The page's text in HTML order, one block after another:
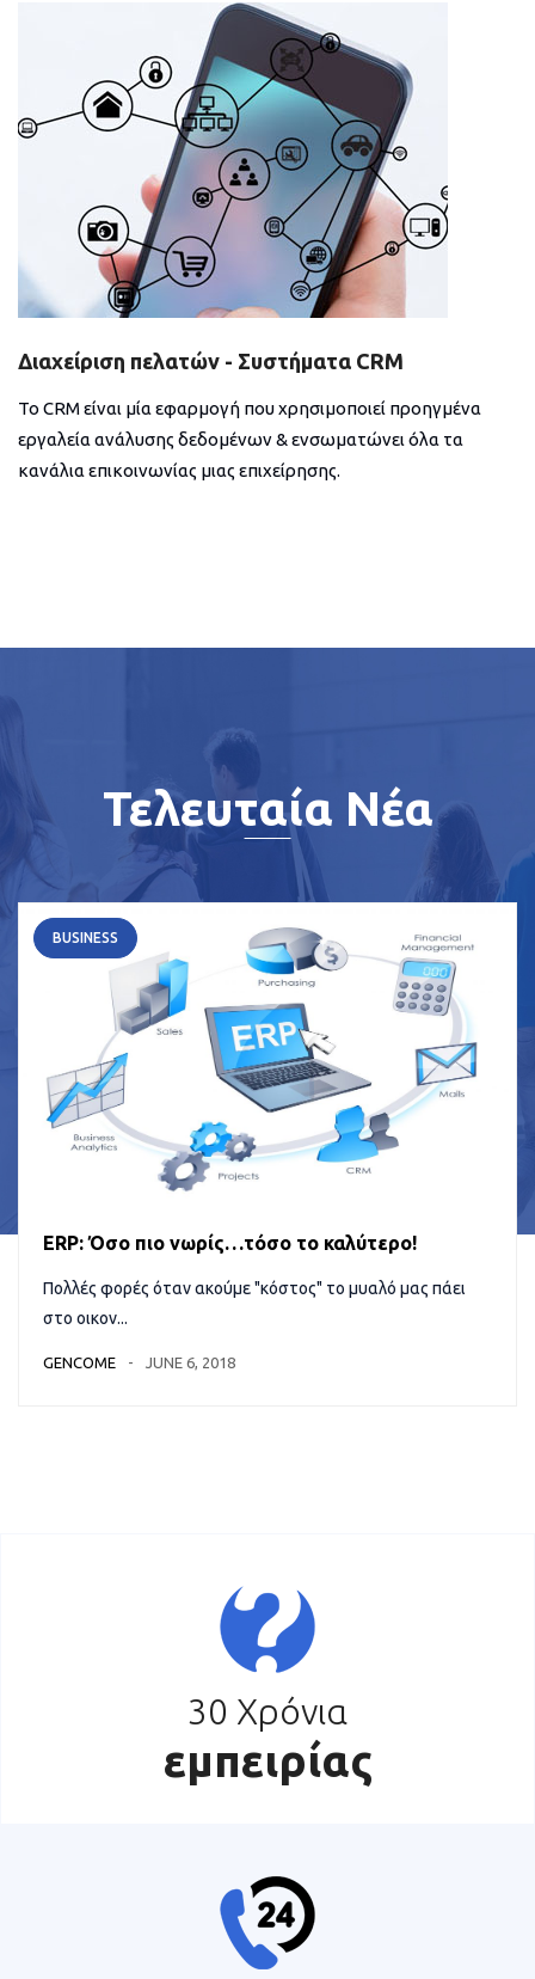
Διαχείριση πελατών - Συστήματα CRM
Το CRM είναι μία εφαρμογή που χρησιμοποιεί προηγμένα
εργαλεία ανάλυσης δεδομένων & ενσωματώνει όλα τα
κανάλια επικοινωνίας μιας επιχείρησης.
Τελευταία Νέα
BUSINESS
ERP: Όσο πιο νωρίς…τόσο το καλύτερο!
Πολλές φορές όταν ακούμε "κόστος" το μυαλό μας πάει
στο οικον...
GENCOME JUNE 6, 2018
30 Χρόνια
εμπειρίας